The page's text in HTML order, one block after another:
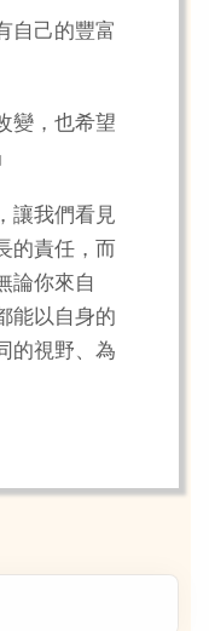
自己的豐富
變，也希望
讓我們看見
的責任，而
論你來自
能以自身的
的視野、為